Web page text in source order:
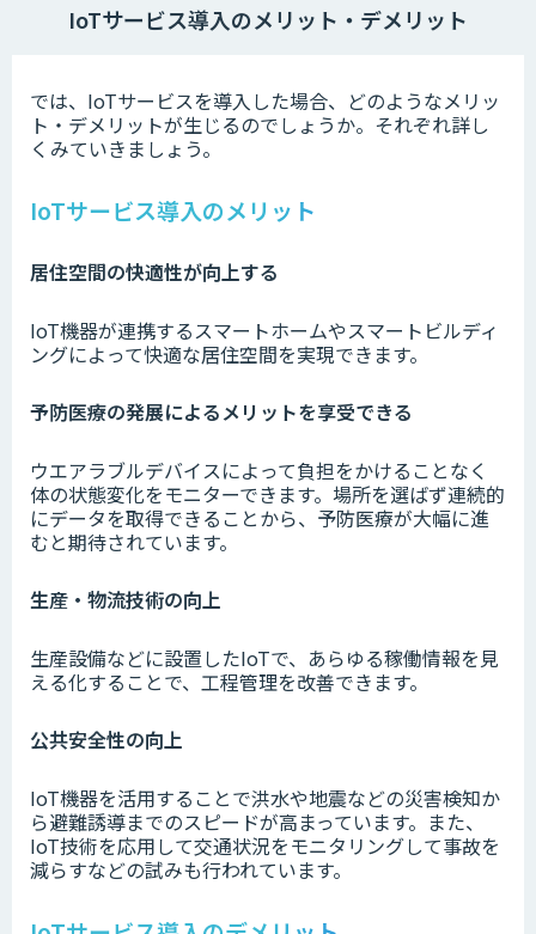
IoTサービス導入のメリット・デメリット
では、IoTサービスを導入した場合、どのようなメリッ
ト・デメリットが生じるのでしょうか。それぞれ詳し
くみていきましょう。
IoTサービス導入のメリット
居住空間の快適性が向上する
IoT機器が連携するスマートホームやスマートビルディ
ングによって快適な居住空間を実現できます。
予防医療の発展によるメリットを享受できる
ウエアラブルデバイスによって負担をかけることなく
体の状態変化をモニターできます。場所を選ばず連続的
にデータを取得できることから、予防医療が大幅に進
むと期待されています。
生産・物流技術の向上
生産設備などに設置したIoTで、あらゆる稼働情報を見
える化することで、工程管理を改善できます。
公共安全性の向上
IoT機器を活用することで洪水や地震などの災害検知か
ら避難誘導までのスピードが高まっています。また、
IoT技術を応用して交通状況をモニタリングして事故を
減らすなどの試みも行われています。